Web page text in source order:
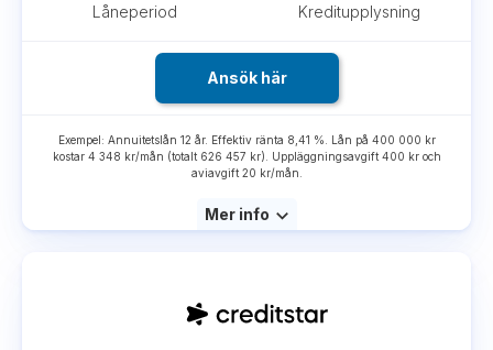
Låneperiod
Kreditupplysning
Ansök här
Exempel: Annuitetslån 12 år. Effektiv ränta 8,41 %. Lån på 400 000 kr
kostar 4 348 kr/mån (totalt 626 457 kr). Uppläggningsavgift 400 kr och
aviavgift 20 kr/mån.
Mer info